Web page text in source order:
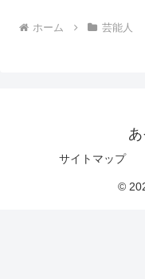
ホーム 芸能人
サイトマップ
©